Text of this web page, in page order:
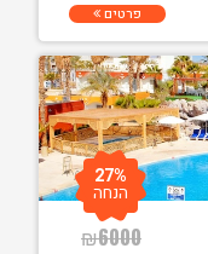
פרטים
₪6000
27%
הנחה